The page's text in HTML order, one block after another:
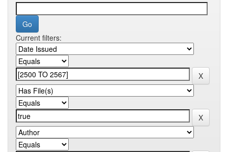
Current filters: